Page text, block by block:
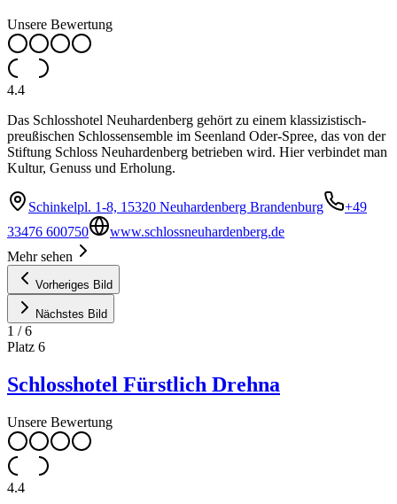
Unsere Bewertung
4.4
Das Schlosshotel Neuhardenberg gehört zu einem klassizistisch-
preußischen Schlossensemble im Seenland Oder-Spree, das von der
Stiftung Schloss Neuhardenberg betrieben wird. Hier verbindet man
Kultur, Genuss und Erholung.
Schinkelpl. 1-8, 15320 Neuhardenberg Brandenburg
+49
33476 600750
www.schlossneuhardenberg.de
Mehr sehen
Vorheriges Bild
Nächstes Bild
1 /6
Platz 6
Schlosshotel Fürstlich Drehna
Unsere Bewertung
4.4